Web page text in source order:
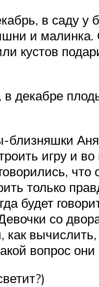
в саду у
и малинка.
кустов
в декабре
близняшки
игру и
что
только
будет
со
как вычислить,
вопрос они